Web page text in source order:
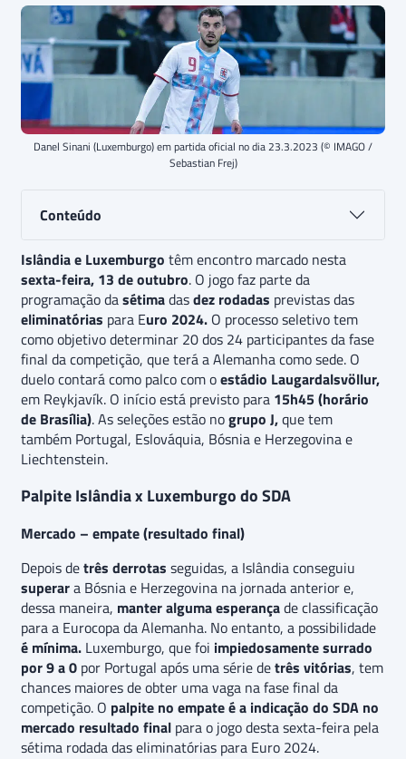
Danel Sinani (Luxemburgo) em partida oficial no dia 23.3.2023 (© IMAGO /
Sebastian Frej)
Conteúdo
Islândia e Luxemburgo têm encontro marcado nesta
sexta-feira, 13 de outubro. O jogo faz parte da
programação dasétimadasdez rodadas previstas das
eliminatórias para Euro 2024. O processo seletivo tem
como objetivo determinar 20 dos 24 participantes da fase
final da competição, que terá a Alemanha como sede. O
duelo contará como palco com oestádio Laugardalsvöllur,
em Reykjavík. O início está previsto para 15h45 (horário
de Brasília). As seleções estão nogrupo J,que tem
também Portugal, Eslováquia, Bósnia e Herzegovina e
Liechtenstein.
Palpite Islândia x Luxemburgo do SDA
Mercado – empate (resultado final)
Depois detrês derrotas seguidas, a Islândia conseguiu
superara Bósnia e Herzegovina na jornada anterior e,
dessa maneira, manter alguma esperançade classificação
para a Eurocopa da Alemanha. No entanto, a possibilidade
é mínima. Luxemburgo, que foi impiedosamente surrado
por 9 a 0 por Portugal após uma série detrês vitórias, tem
chances maiores de obter uma vaga na fase final da
competição. O palpite no empate é a indicação do SDA no
mercado resultado final para o jogo desta sexta-feira pela
sétima rodada das eliminatórias para Euro 2024.